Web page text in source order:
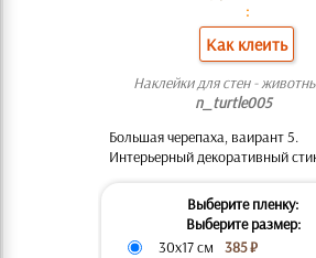
:
Как клеить
Наклейки для стен -
n_turtle005
Большая черепаха, ваирант 5.
Интерьерный декоративный
Выберите пленку:
Выберите размер:
30x17 см
385₽